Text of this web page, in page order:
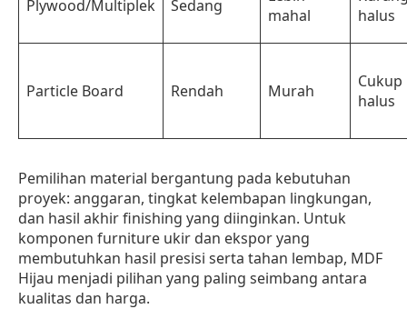
Plywood/Multiplek Sedang
mahal
halus
Particle Board Rendah Murah
Cukup
halus
Pemilihan material bergantung pada kebutuhan
proyek: anggaran, tingkat kelembapan lingkungan,
dan hasil akhir finishing yang diinginkan. Untuk
komponen furniture ukir dan ekspor yang
membutuhkan hasil presisi serta tahan lembap, MDF
Hijau menjadi pilihan yang paling seimbang antara
kualitas dan harga.